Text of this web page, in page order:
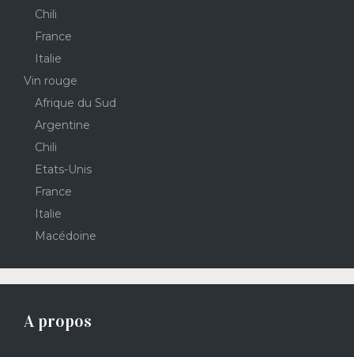
Chili
France
Italie
Vin rouge
Afrique du Sud
Argentine
Chili
Etats-Unis
France
Italie
Macédoine
A propos